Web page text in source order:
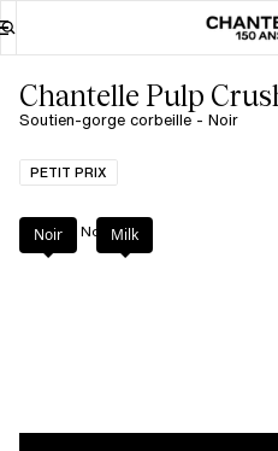
Chantelle Pulp
Soutien-gorge corbeille - Noir
PETIT PRIX
Couleur Noir
Noir Milk